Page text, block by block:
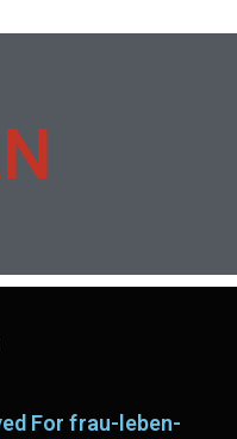
For frau-leben-